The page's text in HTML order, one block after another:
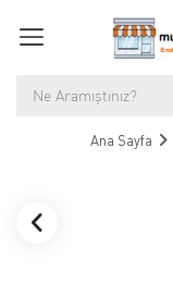
Ana Sayfa